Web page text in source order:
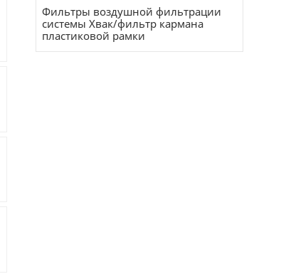
Фильтры воздушной фильтрации
системы Хвак/фильтр кармана
пластиковой рамки